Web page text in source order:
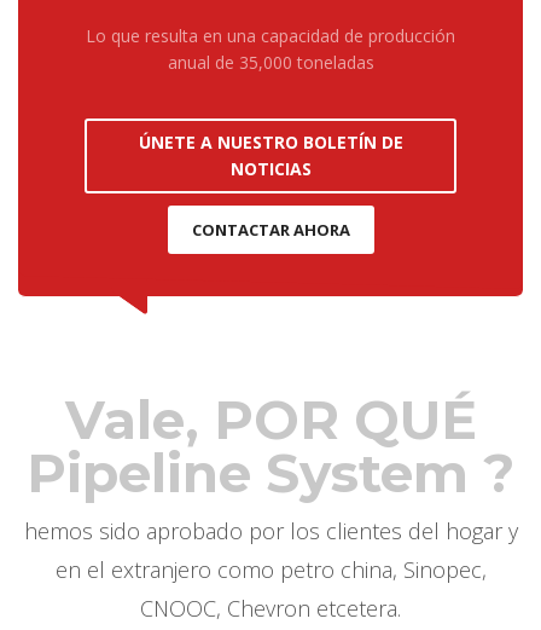
Lo que resulta en una capacidad de producción
anual de 35,000 toneladas
ÚNETE A NUESTRO BOLETÍN DE
NOTICIAS
CONTACTAR AHORA
Vale, POR QUÉ
Pipeline System ?
hemos sido aprobado por los clientes del hogar y
en el extranjero como petro china, Sinopec,
CNOOC, Chevron etcetera.